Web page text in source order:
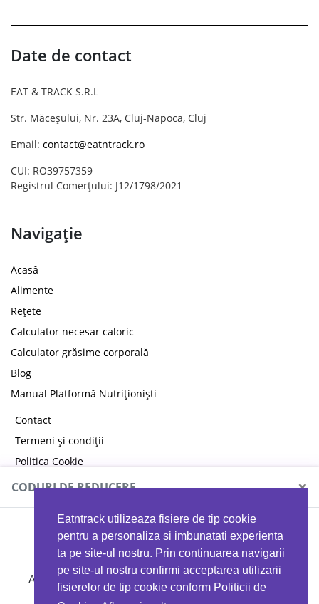
Eatntrack utilizeaza fisiere de tip cookie
pentru a personaliza si imbunatati experienta
ta pe site-ul nostru. Prin continuarea navigarii
pe site-ul nostru confirmi acceptarea utilizarii
fisierelor de tip cookie conform Politicii de
Date de contact
EAT & TRACK S.R.L
Str. Măceșului, Nr. 23A, Cluj-Napoca, Cluj
Email: contact@eatntrack.ro
CUI: RO39757359
Registrul Comerțului: J12/1798/2021
Navigație
Acasă
Alimente
Rețete
Calculator necesar caloric
Calculator grăsime corporală
Blog
Manual Platformă Nutriționiști
Contact
Termeni și condiții
Politica Cookie
Politica de confidențialitate
CODURI DE REDUCERE ×
MYPROTEIN
Ai 40%reducere la orice comandă folosind codul
EATTRACK